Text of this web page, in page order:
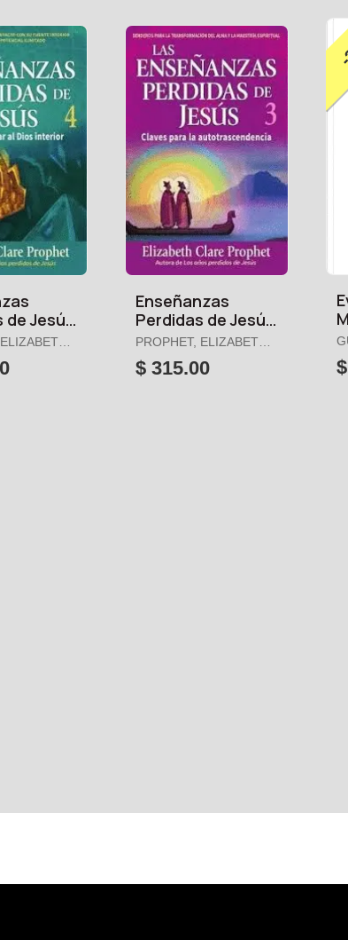
de Jesús
Enseñanzas
Perdidas de Jesús
3, las
PROPHET, ELIZABETH
CLARE
$ 315.00
-